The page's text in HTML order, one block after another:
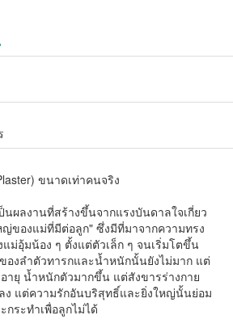
ขนาดเท่าคนจริง
ผลงานที่สร้างขึ้นจากแรงบันดาลใจเกี่ยว
ญ่ของแม่ที่มีต่อลูก" ซึ่งมีที่มาจากความทรง
แม่อุ้มน้อง ๆ ตั้งแต่ตัวเล็ก ๆ จนเริ่มโตขึ้น
องลำตัวทารกและน้ำหนักนั้นยังไม่มาก แต่
ายุ น้ำหนักตัวมากขึ้น แต่สังขารร่างกาย
ง แต่ความรักอันบริสุทธิ์และยิ่งใหญ่นั้นย่อม
กระทำเพื่อลูกไม่ได้